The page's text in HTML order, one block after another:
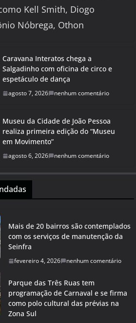
Kell Smith, Diogo
Nóbrega, Othon
Caravana Interatos chega a
Salgadinho com oficina de circo e
espetáculo de dança
agosto 7, 2026 nenhum comentário
Museu da Cidade de João Pessoa
realiza primeira edição do “Museu
em Movimento”
agosto 6, 2026 nenhum comentário
Mais de 20 bairros são contemplados
com os serviços de manutenção da
Seinfra
fevereiro 4, 2026 nenhum comentário
Parque das Três Ruas tem
programação de Carnaval e se firma
como polo cultural das prévias na
Zona Sul